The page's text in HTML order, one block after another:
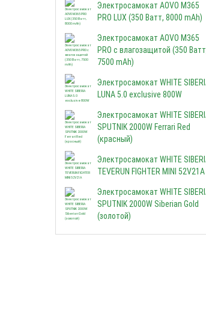
Электросамокат AOVO M365
PRO LUX (350 Ватт, 8000 mAh)
Электросамокат AOVO M365
PRO с влагозащитой (350
7500 mAh)
Электросамокат WHITE
LUNA 5.0 exclusive 800W
Электросамокат WHITE
SPUTNIK 2000W Ferrari Red
(красный)
Электросамокат WHITE
TEVERUN FIGHTER MINI 52V21A
Электросамокат WHITE
SPUTNIK 2000W Siberian Gold
(золотой)